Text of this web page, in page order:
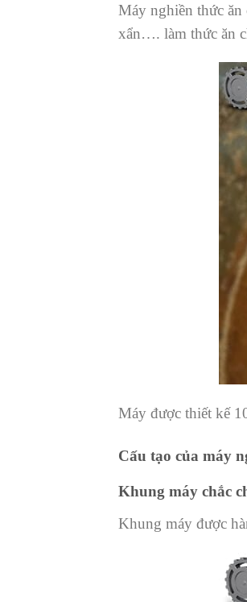
Máy nghiền thức
xẩn…. làm thức ăn
Máy được thiết kế
Cấu tạo của máy
Khung máy chắc
Khung máy được